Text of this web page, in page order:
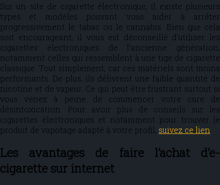
Sur un site de cigarette électronique, il existe plusieurs
types et modèles pouvant vous aider à arrêter
progressivement le tabac ou le cannabis. Bien que cela
soit encourageant, il vous est déconseillé d’utiliser les
cigarettes électroniques de l’ancienne génération,
notamment celles qui ressemblent à une tige de cigarette
classique. Tout simplement, car ces matériels sont moins
performants. De plus, ils délivrent une faible quantité de
nicotine et de vapeur. Ce qui peut être frustrant surtout si
vous venez à peine de commencer votre cure de
désintoxication. Pour avoir plus de conseils sur les
cigarettes électroniques et notamment pour trouver le
produit de vapotage adapté à votre profil, suivez ce lien
Les avantages de faire l’achat d’e-
cigarette sur internet